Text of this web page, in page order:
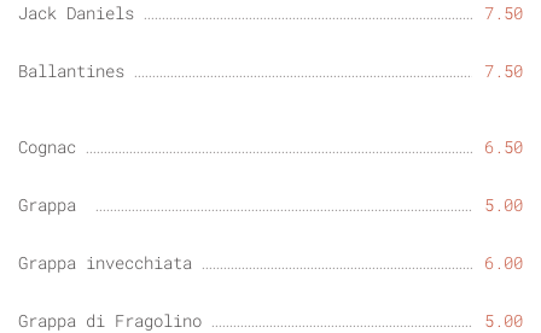
Jack Daniels 7.50
Ballantines 7.50
Cognac 6.50
Grappa 5.00
Grappa invecchiata 6.00
Grappa di Fragolino 5.00